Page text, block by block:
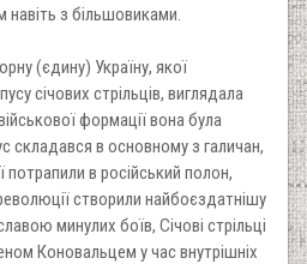
навіть з більшовиками.
(єдину) Україну, якої
січових стрільців, виглядала
формації вона була
в основному з галичан,
в російський полон,
створили найбоєздатнішу
минулих боїв, Січові стрільці
Коновальцем у час внутрішніх